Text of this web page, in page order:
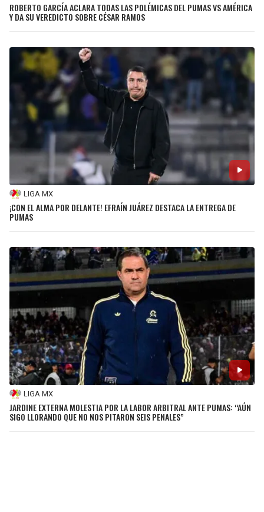
ROBERTO GARCÍA ACLARA TODAS LAS POLÉMICAS DEL PUMAS VS AMÉRICA
Y DA SU VEREDICTO SOBRE CÉSAR RAMOS
LIGA MX
¡CON EL ALMA POR DELANTE! EFRAÍN JUÁREZ DESTACA LA ENTREGA DE
PUMAS
LIGA MX
JARDINE EXTERNA MOLESTIA POR LA LABOR ARBITRAL ANTE PUMAS: “AÚN
SIGO LLORANDO QUE NO NOS PITARON SEIS PENALES”